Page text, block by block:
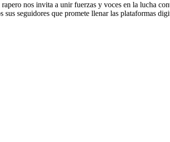
nos invita a unir fuerzas y voces en la lucha
sus seguidores que promete llenar las plataformas